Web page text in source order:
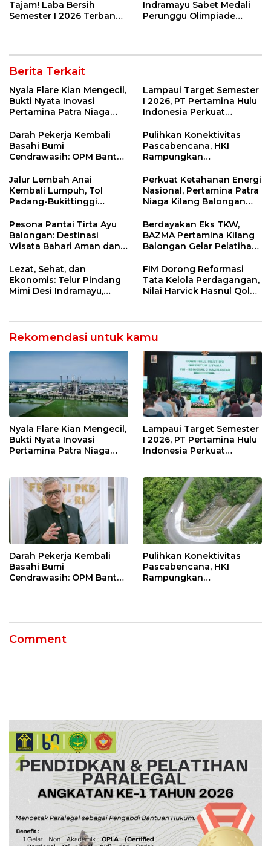
Tajam! Laba Bersih
Semester I 2026 Terbang
Indramayu Sabet Medali
Perunggu Olimpiade
Berita Terkait
Nyala Flare Kian Mengecil,
Bukti Nyata Inovasi
Pertamina Patra Niaga
Net Zero Emission 2060
Lampaui Target Semester
I 2026, PT Pertamina Hulu
Indonesia Perkuat
Nasional Lewat Inovasi &
Keselamatan Kerja
Darah Pekerja Kembali
Basahi Bumi
Cendrawasih: OPM Bantai
di Tolikara!
Pulihkan Konektivitas
Pascabencana, HKI
Rampungkan
Lembah Anai dan Malalak
Jalur Lembah Anai
Kembali Lumpuh, Tol
Padang-Bukittinggi
Strategis
Perkuat Ketahanan Energi
Nasional, Pertamina Patra
Niaga Kilang Balongan
Jetty Propylene
Pesona Pantai Tirta Ayu
Balongan: Destinasi
Wisata Bahari Aman dan
Berdayakan Eks TKW,
BAZMA Pertamina Kilang
Balongan Gelar Pelatihan
Ekonomi Desa
Rawadalem
Lezat, Sehat, dan
Ekonomis: Telur Pindang
Mimi Desi Indramayu,
Ketagihan!
FIM Dorong Reformasi
Tata Kelola Perdagangan,
Nilai Harvick Hasnul Qolbi
Rekomendasi untuk kamu
Nyala Flare Kian Mengecil,
Bukti Nyata Inovasi
Pertamina Patra Niaga
Lampaui Target Semester
I 2026, PT Pertamina Hulu
Indonesia Perkuat
Keselamatan Kerja
Darah Pekerja Kembali
Basahi Bumi
Cendrawasih: OPM Bantai
Pulihkan Konektivitas
Pascabencana, HKI
Rampungkan
Comment